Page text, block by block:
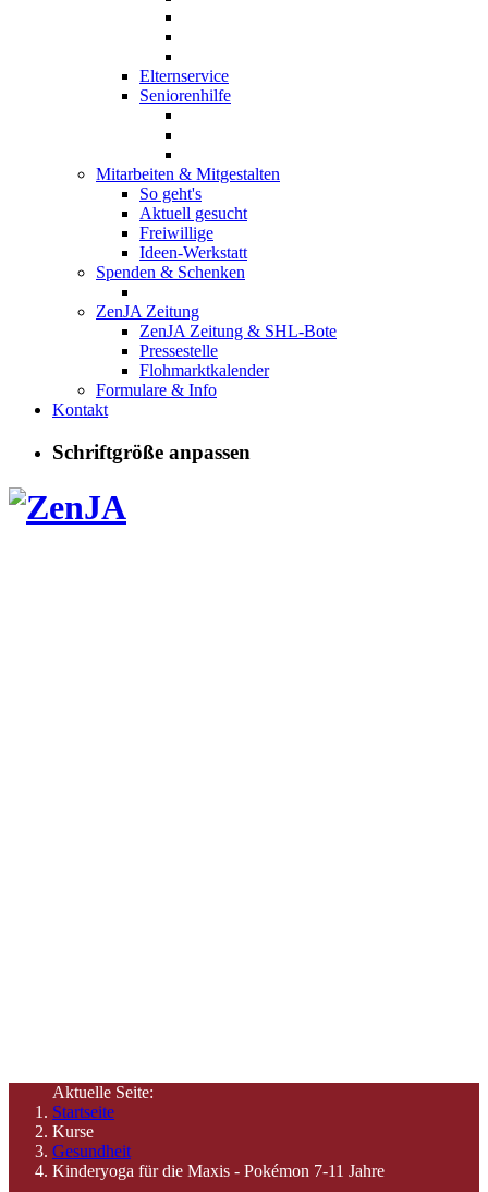
Elternservice
Seniorenhilfe
Mitarbeiten & Mitgestalten
So geht's
Aktuell gesucht
Freiwillige
Ideen-Werkstatt
Spenden & Schenken
ZenJA Zeitung
ZenJA Zeitung & SHL-Bote
Pressestelle
Flohmarktkalender
Formulare & Info
Kontakt
Schriftgröße anpassen
Aktuelle Seite:
Startseite
Kurse
Gesundheit
Kinderyoga für die Maxis - Pokémon 7-11 Jahre